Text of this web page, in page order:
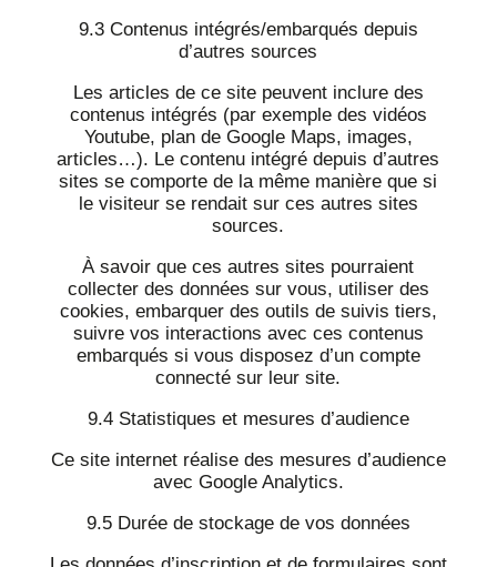
9.3 Contenus intégrés/embarqués depuis
d’autres sources
Les articles de ce site peuvent inclure des
contenus intégrés (par exemple des vidéos
Youtube, plan de Google Maps, images,
articles…). Le contenu intégré depuis d’autres
sites se comporte de la même manière que si
le visiteur se rendait sur ces autres sites
sources.
À savoir que ces autres sites pourraient
collecter des données sur vous, utiliser des
cookies, embarquer des outils de suivis tiers,
suivre vos interactions avec ces contenus
embarqués si vous disposez d’un compte
connecté sur leur site.
9.4 Statistiques et mesures d’audience
Ce site internet réalise des mesures d’audience
avec Google Analytics.
9.5 Durée de stockage de vos données